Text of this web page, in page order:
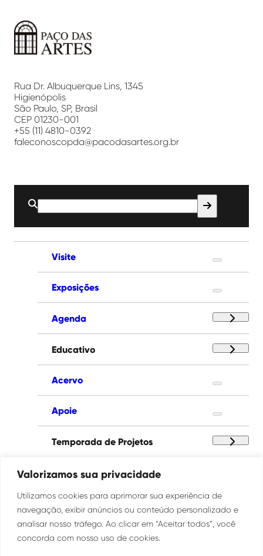
Valorizamos sua privacidade
Utilizamos cookies para aprimorar sua experiência de
navegação, exibir anúncios ou conteúdo personalizado e
analisar nosso tráfego. Ao clicar em “Aceitar todos”, você
concorda com nosso uso de cookies.
Artes
Rua Dr. Albuquerque Lins, 1345
Higienópolis
São Paulo, SP, Brasil
CEP 01230-001
+55 (11) 4810-0392
faleconoscopda@pacodasartes.org.br
Buscar
por:
Visite
Exposições
Agenda
Educativo
Acervo
Apoie
Temporada de Projetos
Paço das Artes
Institucional